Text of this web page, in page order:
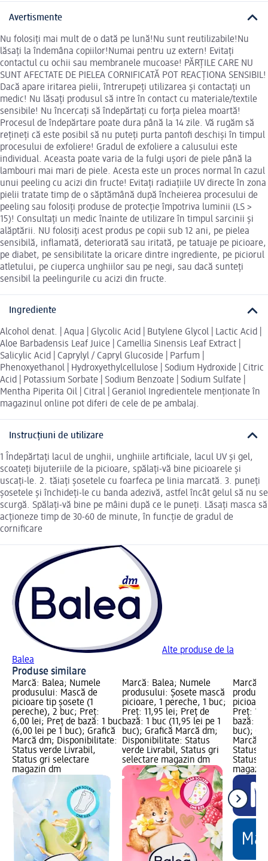
Avertismente
Nu folosiți mai mult de o dată pe lună!Nu sunt reutilizabile!Nu
lăsați la îndemâna copiilor!Numai pentru uz extern! Evitați
contactul cu ochii sau membranele mucoase! PĂRȚILE CARE NU
SUNT AFECTATE DE PIELEA CORNIFICATĂ POT REACȚIONA SENSIBIL!
Dacă apare iritarea pielii, întrerupeți utilizarea și contactați un
medic! Nu lăsați produsul să intre în contact cu materiale/textile
sensibile! Nu încercați să îndepărtați cu forța pielea moartă!
Procesul de îndepărtare poate dura până la 14 zile. Vă rugăm să
rețineți că este posibil să nu puteți purta pantofi deschiși în timpul
procesului de exfoliere! Gradul de exfoliere a calusului este
individual. Aceasta poate varia de la fulgi ușori de piele până la
lambouri mai mari de piele. Acesta este un proces normal în cazul
unui peeling cu acizi din fructe! Evitați radiațiile UV directe în zona
pielii tratate timp de o săptămână după încheierea procesului de
peeling sau folosiți produse de protecție împotriva luminii (LS >
15)! Consultați un medic înainte de utilizare în timpul sarcinii și
alăptării. NU folosiți acest produs pe copii sub 12 ani, pe pielea
sensibilă, inflamată, deteriorată sau iritată, pe tatuaje pe picioare,
pe diabet, pe sensibilitate la oricare dintre ingrediente, pe piciorul
atletului, pe ciuperca unghiilor sau pe negi, sau dacă sunteți
sensibil la peelingurile cu acizi din fructe.
Ingrediente
Alcohol denat. | Aqua | Glycolic Acid | Butylene Glycol | Lactic Acid |
Aloe Barbadensis Leaf Juice | Camellia Sinensis Leaf Extract |
Salicylic Acid | Caprylyl / Capryl Glucoside | Parfum |
Phenoxyethanol | Hydroxyethylcellulose | Sodium Hydroxide | Citric
Acid | Potassium Sorbate | Sodium Benzoate | Sodium Sulfate |
Mentha Piperita Oil | Citral | Geraniol Ingredientele menționate în
magazinul online pot diferi de cele de pe ambalaj.
Instrucțiuni de utilizare
1 Îndepărtați lacul de unghii, unghiile artificiale, lacul UV și gel,
scoateți bijuteriile de la picioare, spălați-vă bine picioarele și
uscați-le. 2. tăiați șosetele cu foarfeca pe linia marcată. 3. puneți
șosetele și închideți-le cu banda adezivă, astfel încât gelul să nu se
scurgă. Spălați-vă bine pe mâini după ce le puneți. Lăsați masca să
acționeze timp de 30-60 de minute, în funcție de gradul de
cornificare
Alte produse de la
Balea
Produse similare
Marcă: Balea; Numele
produsului: Mască de
picioare tip șosete (1
pereche), 2 buc; Preț:
6,00 lei; Preț de bază: 1 buc
(6,00 lei pe 1 buc); Grafică
Marcă dm; Disponibilitate:
Status verde Livrabil,
Status gri selectare
magazin dm
Marcă: Balea; Numele
produsului: Șosete mască
picioare, 1 pereche, 1 buc;
Preț: 11,95 lei; Preț de
bază: 1 buc (11,95 lei pe 1
buc); Grafică Marcă dm;
Disponibilitate: Status
verde Livrabil, Status gri
selectare magazin dm
Marcă:
picioare
Preț:
bază: 2
buc);
Marcă
Status
Status